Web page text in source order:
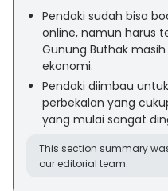
Pendaki sudah bisa
online, namun harus
Gunung Buthak
ekonomi.
Pendaki diimbau
perbekalan yang
yang mulai sangat
This section summary
our editorial team.